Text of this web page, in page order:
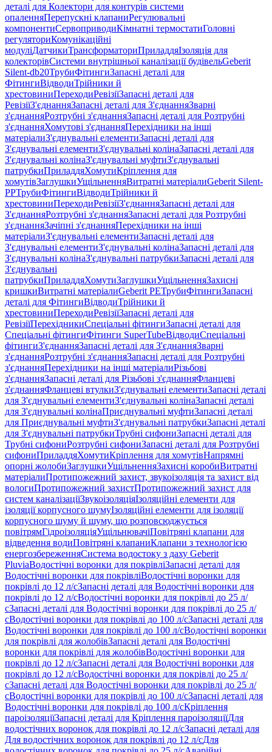
деталі для Колектори для контурів системи
опаленняПерепускні клапаниРегулювальні
компонентиСервоприводиКімнатні термостатиГоловні
регуляториКомунікаційні
модуліДатчикиТрансформаториПриладдяІзоляція для
колекторівСистеми внутрішньої каналізації будівельGeberit
Silent-db20ТрубиФітингиЗапасні деталі для
ФітингиВідводиТрійники й
хрестовиниПереходиРевізіїЗапасні деталі для
РевізіїЗ'єднанняЗапасні деталі для З'єднанняЗварні
з'єднанняРозтрубні з'єднанняЗапасні деталі для Розтрубні
з'єднанняХомутові з'єднанняПерехідники на інші
матеріалиЗ'єднувальні елементиЗапасні деталі для
З'єднувальні елементиЗ'єднувальні колінаЗапасні деталі для
З'єднувальні колінаЗ'єднувальні муфтиЗ'єднувальні
патрубкиПриладдяХомутиКріплення для
хомутівЗаглушкиУщільненняВитратні матеріалиGeberit Silent-
PPТрубиФітингиВідводиТрійники й
хрестовиниПереходиРевізіїЗ'єднанняЗапасні деталі для
З'єднанняРозтрубні з'єднанняЗапасні деталі для Розтрубні
з'єднанняЗачіпні з'єднанняПерехідники на інші
матеріалиЗ'єднувальні елементиЗапасні деталі для
З'єднувальні елементиЗ'єднувальні колінаЗапасні деталі для
З'єднувальні колінаЗ'єднувальні патрубкиЗапасні деталі для
З'єднувальні
патрубкиПриладдяХомутиЗаглушкиУщільненняЗахисні
кришкиВитратні матеріалиGeberit PEТрубиФітингиЗапасні
деталі для ФітингиВідводиТрійники й
хрестовиниПереходиРевізіїЗапасні деталі для
РевізіїПерехідникиСпеціальні фітингиЗапасні деталі для
Спеціальні фітингиФітинги SuperTubeВідводиСпеціальні
фітингиЗ'єднанняЗапасні деталі для З'єднанняЗварні
з'єднанняРозтрубні з'єднанняЗапасні деталі для Розтрубні
з'єднанняПерехідники на інші матеріалиРізьбові
з'єднанняЗапасні деталі для Різьбові з'єднанняФланцеві
з'єднанняФланцеві втулкиЗ'єднувальні елементиЗапасні деталі
для З'єднувальні елементиЗ'єднувальні колінаЗапасні деталі
для З'єднувальні колінаПриєднувальні муфтиЗапасні деталі
для Приєднувальні муфтиЗ'єднувальні патрубкиЗапасні деталі
для З'єднувальні патрубкиТрубні сифониЗапасні деталі для
Трубні сифониРозтрубні сифониЗапасні деталі для Розтрубні
сифониПриладдяХомутиКріплення для хомутівНапрямні
опорні жолобиЗаглушкиУщільненняЗахисні коробиВитратні
матеріалиПротипожежний захист, звукоізоляція та захист від
вологиПротипожежний захистПротипожежний захист для
систем каналізаціїЗвукоізоляціяІзоляційні елементи для
ізоляції корпусного шумуІзоляційні елементи для ізоляції
корпусного шуму й шуму, що розповсюджується
повітрямГідроізоляціяУщільнювачіПовітряні клапани для
відведення водиПовітряні клапаниКлапани з технологією
енергозбереженняСистема водостоку з даху Geberit
PluviaВодостічні воронки для покрівліЗапасні деталі для
Водостічні воронки для покрівліВодостічні воронки для
покрівлі до 12 л/сЗапасні деталі для Водостічні воронки для
покрівлі до 12 л/сВодостічні воронки для покрівлі до 25 л/
сЗапасні деталі для Водостічні воронки для покрівлі до 25 л/
сВодостічні воронки для покрівлі до 100 л/сЗапасні деталі для
Водостічні воронки для покрівлі до 100 л/сВодостічні воронки
для покрівлі для жолобівЗапасні деталі для Водостічні
воронки для покрівлі для жолобівВодостічні воронки для
покрівлі до 12 л/сЗапасні деталі для Водостічні воронки для
покрівлі до 12 л/сВодостічні воронки для покрівлі до 25 л/
сЗапасні деталі для Водостічні воронки для покрівлі до 25 л/
сВодостічні воронки для покрівлі до 100 л/сЗапасні деталі для
Водостічні воронки для покрівлі до 100 л/сКріплення
пароізоляціїЗапасні деталі для Кріплення пароізоляціїДля
водостічних воронок для покрівлі до 12 л/сЗапасні деталі для
Для водостічних воронок для покрівлі до 12 л/сДля